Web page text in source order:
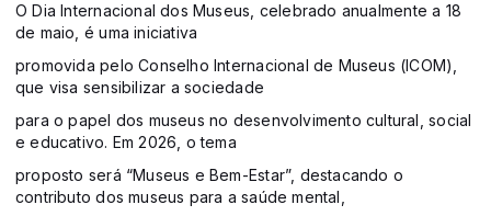
O Dia Internacional dos Museus, celebrado anualmente a 18
de maio, é uma iniciativa
promovida pelo Conselho Internacional de Museus (ICOM),
que visa sensibilizar a sociedade
para o papel dos museus no desenvolvimento cultural, social
e educativo. Em 2026, o tema
proposto será “Museus e Bem-Estar”, destacando o
contributo dos museus para a saúde mental,